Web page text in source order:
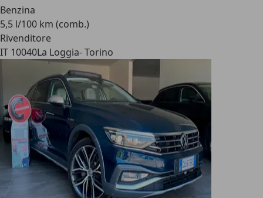
Benzina
5,5 l/100 km (comb.)
Rivenditore
IT 10040La Loggia- Torino